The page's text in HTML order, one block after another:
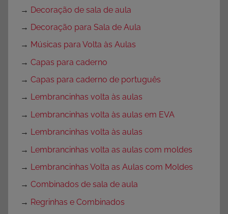
→ Decoração de sala de aula
→ Decoração para Sala de Aula
→ Músicas para Volta às Aulas
→ Capas para caderno
→ Capas para caderno de português
→ Lembrancinhas volta às aulas
→ Lembrancinhas volta às aulas em EVA
→ Lembrancinhas volta às aulas
→ Lembrancinhas volta as aulas com moldes
→ Lembrancinhas Volta as Aulas com Moldes
→ Combinados de sala de aula
→ Regrinhas e Combinados